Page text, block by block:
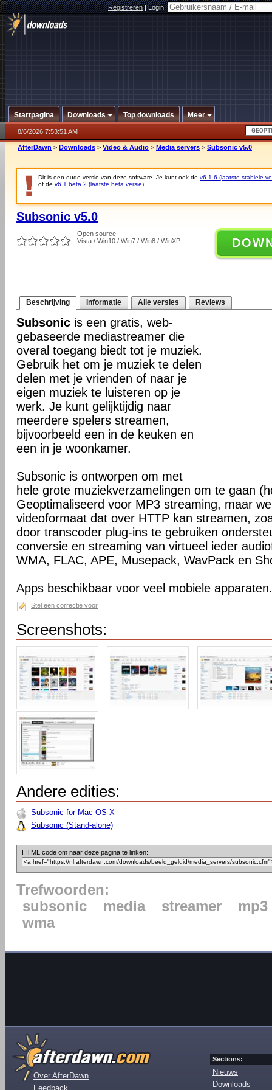
Registreren|Login:
Startpagina Downloads Top downloads Meer
8/6/2026 7:53:51 AM
AfterDawn > Downloads > Video & Audio > Media servers > Subsonic v5.0
Dit is een oude versie van deze software. Je kunt ook de v6.1.6 (laatste stabiele
of de v6.1 beta 2 (laatste beta versie)
Subsonic v5.0
Open source
Vista / Win10 / Win7 / Win8 / WinXP
Beschrijving Informatie Alle versies Reviews
Subsonic is een gratis, web-
gebaseerde mediastreamer die
overal toegang biedt tot je muziek.
Gebruik het om je muziek te delen
delen met je vrienden of naar je
eigen muziek te luisteren op je
werk. Je kunt gelijktijdig naar
meerdere spelers streamen,
bijvoorbeeld een in de keuken en
een in je woonkamer.
Subsonic is ontworpen om met
hele grote muziekverzamelingen om te gaan
Geoptimaliseerd voor MP3 streaming, maar
videoformaat dat over HTTP kan streamen,
door transcoder plug-ins te gebruiken
conversie en streaming van virtueel ieder
WMA, FLAC, APE, Musepack, WavPack en
Apps beschikbaar voor veel mobiele apparaten.
Stel een correctie voor
Screenshots:
Andere edities:
Subsonic for Mac OS X
Subsonic (Stand-alone)
HTML code om naar deze pagina te linken:
Trefwoorden:
subsonic
media streamer
mp3
wma
Over AfterDawn
Feedback
Sections:
Nieuws
Downloads